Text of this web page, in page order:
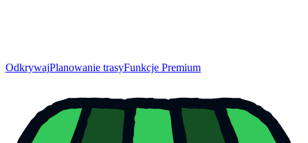
OdkrywajPlanowanie trasyFunkcje Premium